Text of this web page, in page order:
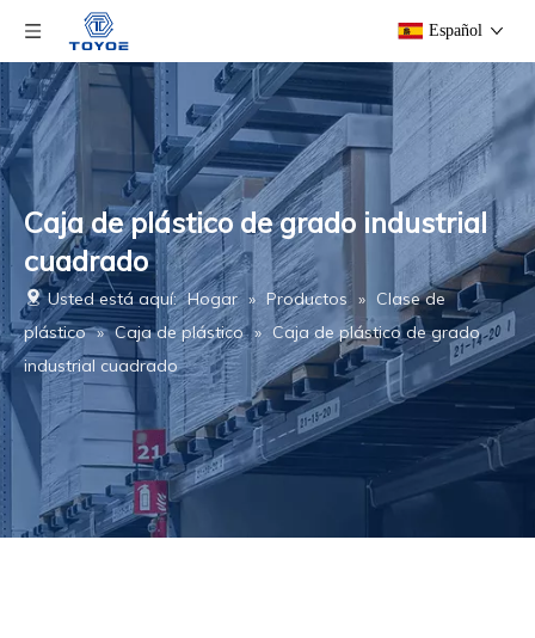
Español
Caja de plástico de grado industrial
cuadrado
Usted está aquí: Hogar » Productos » Clase de
plástico » Caja de plástico » Caja de plástico de grado
industrial cuadrado